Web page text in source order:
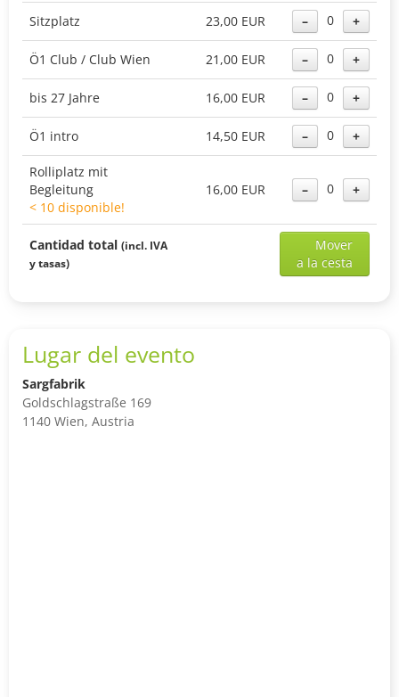
Sitzplatz 23,00 EUR – 0 +
Ö1 Club / Club Wien 21,00 EUR – 0 +
bis 27 Jahre 16,00 EUR – 0 +
Ö1 intro 14,50 EUR – 0 +
Rolliplatz mit
Begleitung
< 10 disponible!
16,00 EUR – 0 +
Cantidad total (incl. IVA
y tasas)
Mover
a la cesta
Add
Lugar del evento
Sargfabrik
Goldschlagstraße 169
1140 Wien, Austria